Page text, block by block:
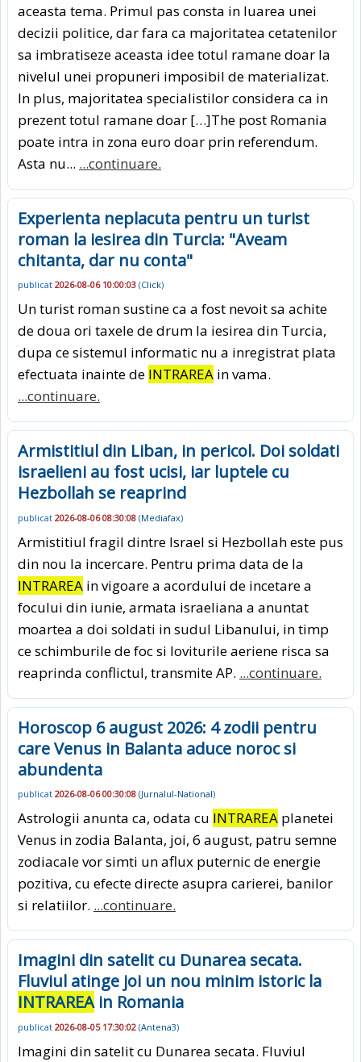
aceasta tema. Primul pas consta in luarea unei
decizii politice, dar fara ca majoritatea cetatenilor
sa imbratiseze aceasta idee totul ramane doar la
nivelul unei propuneri imposibil de materializat.
In plus, majoritatea specialistilor considera ca in
prezent totul ramane doar […]The post Romania
poate intra in zona euro doar prin referendum.
Asta nu... ...continuare.
Experienta neplacuta pentru un turist
roman la iesirea din Turcia: "Aveam
chitanta, dar nu conta"
publicat 2026-08-06 10:00:03 (Click)
Un turist roman sustine ca a fost nevoit sa achite
de doua ori taxele de drum la iesirea din Turcia,
dupa ce sistemul informatic nu a inregistrat plata
efectuata inainte de INTRAREA in vama.
...continuare.
Armistitiul din Liban, in pericol. Doi soldati
israelieni au fost ucisi, iar luptele cu
Hezbollah se reaprind
publicat 2026-08-06 08:30:08 (Mediafax)
Armistitiul fragil dintre Israel si Hezbollah este pus
din nou la incercare. Pentru prima data de la
INTRAREA in vigoare a acordului de incetare a
focului din iunie, armata israeliana a anuntat
moartea a doi soldati in sudul Libanului, in timp
ce schimburile de foc si loviturile aeriene risca sa
reaprinda conflictul, transmite AP. ...continuare.
Horoscop 6 august 2026: 4 zodii pentru
care Venus in Balanta aduce noroc si
abundenta
publicat 2026-08-06 00:30:08 (Jurnalul-National)
Astrologii anunta ca, odata cu INTRAREA planetei
Venus in zodia Balanta, joi, 6 august, patru semne
zodiacale vor simti un aflux puternic de energie
pozitiva, cu efecte directe asupra carierei, banilor
si relatiilor. ...continuare.
Imagini din satelit cu Dunarea secata.
Fluviul atinge joi un nou minim istoric la
INTRAREAin Romania
publicat 2026-08-05 17:30:02 (Antena3)
Imagini din satelit cu Dunarea secata. Fluviul